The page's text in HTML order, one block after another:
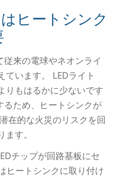
ヒートシンク
来の電球やネオンライ
ています。 LEDライト
りもはるかに少ないです
るため、ヒートシンクが
在的な火災のリスクを回
す。
チップが回路基板にセ
ヒートシンクに取り付け